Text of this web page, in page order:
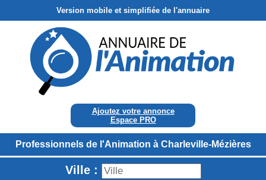
Version mobile et simplifiée de l'annuaire
Ajoutez votre annonce
Espace PRO
Professionnels de l'Animation à Charleville-Mézières
Ville :